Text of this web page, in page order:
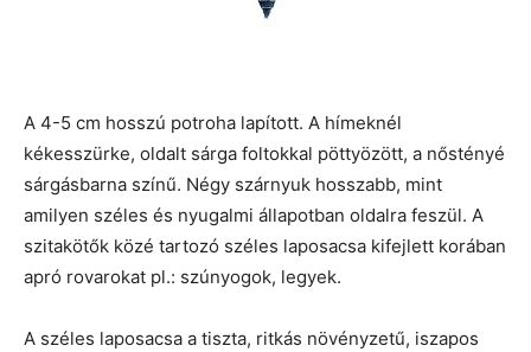
A 4-5 cm hosszú potroha lapított. A hímeknél
kékesszürke, oldalt sárga foltokkal pöttyözött, a nőstényé
sárgásbarna színű. Négy szárnyuk hosszabb, mint
amilyen széles és nyugalmi állapotban oldalra feszül. A
szitakötők közé tartozó széles laposacsa kifejlett korában
apró rovarokat pl.: szúnyogok, legyek.
A széles laposacsa a tiszta, ritkás növényzetű, iszapos